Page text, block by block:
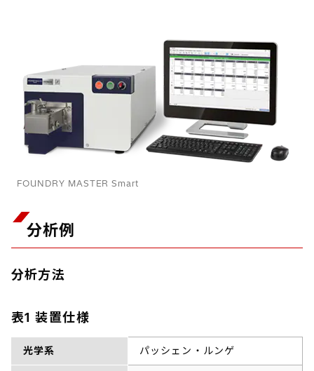
FOUNDRY MASTER Smart
分析例
分析方法
表1 装置仕様
光学系 パッシェン・ルンゲ